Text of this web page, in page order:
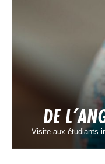
DE
Visite aux étudiants